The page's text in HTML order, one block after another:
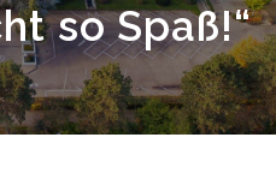
so Spaß!“